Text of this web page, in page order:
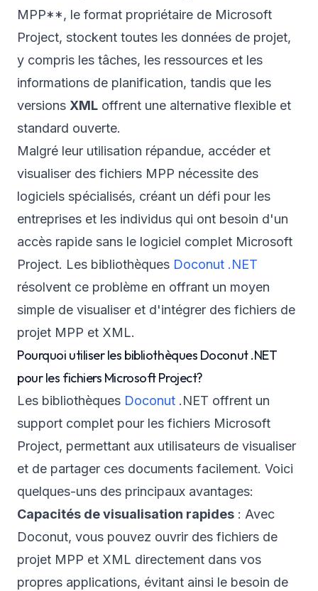
MPP**, le format propriétaire de Microsoft
Project, stockent toutes les données de projet,
y compris les tâches, les ressources et les
informations de planification, tandis que les
versions XML offrent une alternative flexible et
standard ouverte.
Malgré leur utilisation répandue, accéder et
visualiser des fichiers MPP nécessite des
logiciels spécialisés, créant un défi pour les
entreprises et les individus qui ont besoin d'un
accès rapide sans le logiciel complet Microsoft
Project. Les bibliothèques Doconut .NET
résolvent ce problème en offrant un moyen
simple de visualiser et d'intégrer des fichiers de
projet MPP et XML.
Pourquoi utiliser les bibliothèques Doconut .NET
pour les fichiers Microsoft Project?
Les bibliothèques Doconut .NET offrent un
support complet pour les fichiers Microsoft
Project, permettant aux utilisateurs de visualiser
et de partager ces documents facilement. Voici
quelques-uns des principaux avantages:
Capacités de visualisation rapides : Avec
Doconut, vous pouvez ouvrir des fichiers de
projet MPP et XML directement dans vos
propres applications, évitant ainsi le besoin de